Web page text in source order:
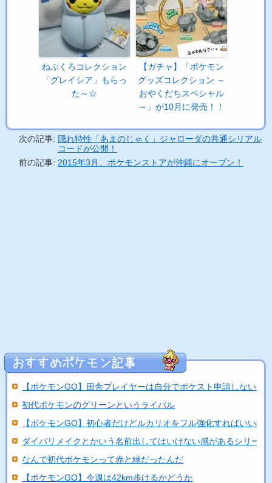
ねぶくろコレクション
「グレイシア」もらっ
た～☆
【ガチャ】「ポケモン
グッズコレクション ～
おやくだちスペシャル
～」が10月に発売！！
次の記事: 隠れ特性「あまのじゃく」ジャローダの共通シリアル
コードが公開！
前の記事: 2015年3月、ポケモンストアが沖縄にオープン！
【ポケモンGO】田舎プレイヤーは自分でポケスト申請しないと
初代ポケモンのグリーンというライバル
【ポケモンGO】初心者だけどルカリオをフル強化すればいいの
ダイパリメイクとかいう名前出してはいけない感があるシリーズ
なんで初代ポケモンって赤と緑だったんだ
【ポケモンGO】今週は42km歩けるかどうか